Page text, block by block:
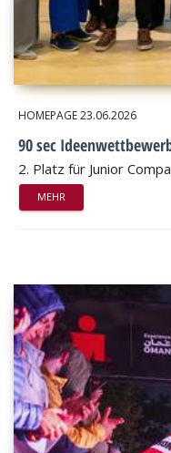
HOMEPAGE23.06.2026
90 sec
2. Platz für Junior
MEHR